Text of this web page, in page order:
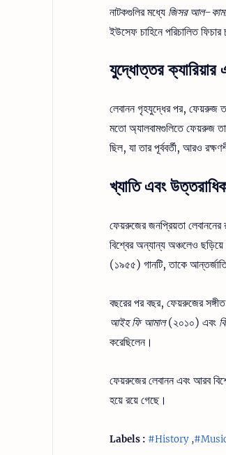
নাটকগুলির মধ্যে জিসর আল-
ইউসেফ চাহিনে পরিচালিত
যুদ্ধোত্তর
লেবানন গৃহযুদ্ধের পর, ফেয়রুজ
মতো অ্যালবামগুলিতে ফেয়রুজ
ছিল, যা তার পূর্ববর্তী, আরও
খ্যাতি এবং
ফেয়রুজের জনপ্রিয়তা লেবাননের
বিশ্বের অন্যান্য অঞ্চলেও
(১৯৫৫) গানটি, তাকে
বছরের পর বছর, ফেয়রুজের
আইহ ফি আমাল(২০১০) এবং
করেছিলেন।
ফেয়রুজের লেবানন এবং আরব
হয়ে রয়ে গেছে।
Labels : #History ,